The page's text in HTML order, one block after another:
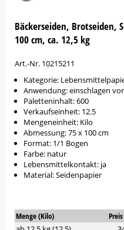
Bäckerseiden, Brotseiden,
100 cm, ca. 12,5 kg
Art.-Nr. 10215211
Kategorie:
Anwendung: einschlagen
Paletteninhalt: 600
Verkaufseinheit: 12.5
Mengeneinheit: Kilo
Abmessung: 75 x 100 cm
Format: 1/1 Bogen
Farbe: natur
Lebensmittelkontakt: ja
Material: Seidenpapier
Menge (Kilo)